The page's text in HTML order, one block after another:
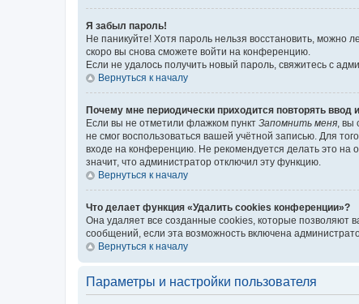
Я забыл пароль!
Не паникуйте! Хотя пароль нельзя восстановить, можно
скоро вы снова сможете войти на конференцию.
Если не удалось получить новый пароль, свяжитесь с
Вернуться к началу
Почему мне периодически приходится повторять ввод
Если вы не отметили флажком пункт Запомнить меня ,
не смог воспользоваться вашей учётной записью. Для
входе на конференцию. Не рекомендуется делать это на
значит, что администратор отключил эту функцию.
Вернуться к началу
Что делает функция «Удалить cookies конференции»?
Она удаляет все созданные cookies, которые позволяют
сообщений, если эта возможность включена
Вернуться к началу
Параметры и настройки пользователя